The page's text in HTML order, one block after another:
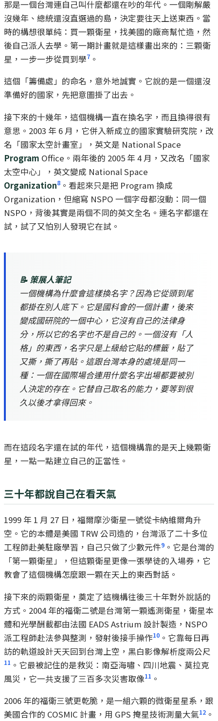
那是一個台灣連自己叫什麼都還在吵的年代。一個剛解嚴
沒幾年、總統還沒直選過的島，決定要往天上送東西。當
時的構想很單純：買一顆衛星，找美國的廠商幫忙造，然
後自己派人去學。第一期計畫就是這樣畫出來的：三顆衛
星，一步一步從買到學7 。
這個「籌備處」的命名，意外地誠實。它說的是一個還沒
準備好的國家，先把意圖掛了出去。
接下來的十幾年，這個機構一直在換名字，而且換得很有
意思。2003 年 6 月，它併入新成立的國家實驗研究院，改
名「國家太空計畫室」，英文是 National Space
Program Office。兩年後的 2005 年 4 月，又改名「國家
太空中心」，英文變成 National Space
Organization8 。看起來只是把 Program 換成
Organization，但縮寫 NSPO 一個字母都沒動：同一個
NSPO，背後其實是兩個不同的英文全名。連名字都還在
試，試了又怕別人發現它在試。
📝 策展人筆記
一個機構為什麼會這樣換名字？因為它從頭到尾
都掛在別人底下。它是國科會的一個計畫，後來
變成國研院的一個中心，它沒有自己的法律身
分，所以它的名字也不是自己的。一個沒有「人
格」的東西，名字只是上級給它貼的標籤，貼了
又撕，撕了再貼。這跟台灣本身的處境是同一
種：一個在國際場合連用什麼名字出場都要被別
人決定的存在。它替自己取名的能力，要等到很
久以後才拿得回來。
而在這段名字還在試的年代，這個機構靠的是天上幾顆衛
星，一點一點建立自己的正當性。
三十年都說自己在看天氣
1999 年 1 月 27 日，福爾摩沙衛星一號從卡納維爾角升
空。它的本體是美國 TRW 公司造的，台灣派了二十多位
工程師赴美駐廠學習，自己只做了少數元件9 。它是台灣的
「第一顆衛星」，但這顆衛星更像一張學徒的入場券，它
教會了這個機構怎麼跟一顆在天上的東西對話。
接下來的兩顆衛星，奠定了這機構往後三十年對外說話的
方式。2004 年的福衛二號是台灣第一顆遙測衛星，衛星本
體和光學酬載都由法國 EADS Astrium 設計製造，NSPO
派工程師赴法參與整測，發射後接手操作10 。它靠每日再
訪的軌道設計天天回到台灣上空，黑白影像解析度兩公尺
11 。它最被記住的是救災：南亞海嘯、四川地震、莫拉克
風災，它一共支援了三百多次災害取像11 。
2006 年的福衛三號更乾脆，是一組六顆的微衛星星系，跟
美國合作的 COSMIC 計畫，用 GPS 掩星技術測量大氣12 。